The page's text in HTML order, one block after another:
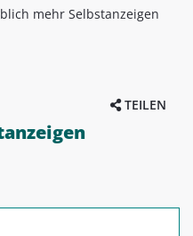
mehr Selbstanzeigen
TEILEN